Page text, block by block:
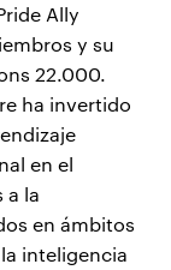
Ally
y su
22.000.
ha invertido
en el
a la
en ámbitos
inteligencia